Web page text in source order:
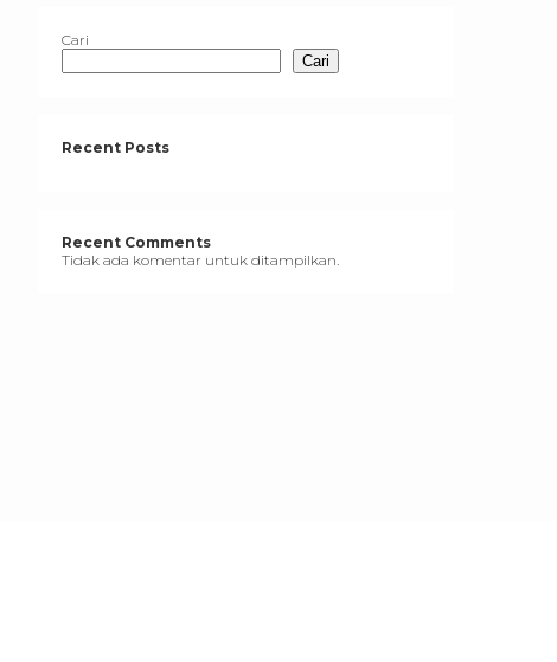
Cari
Cari
Recent Posts
Recent Comments
Tidak ada komentar untuk ditampilkan.